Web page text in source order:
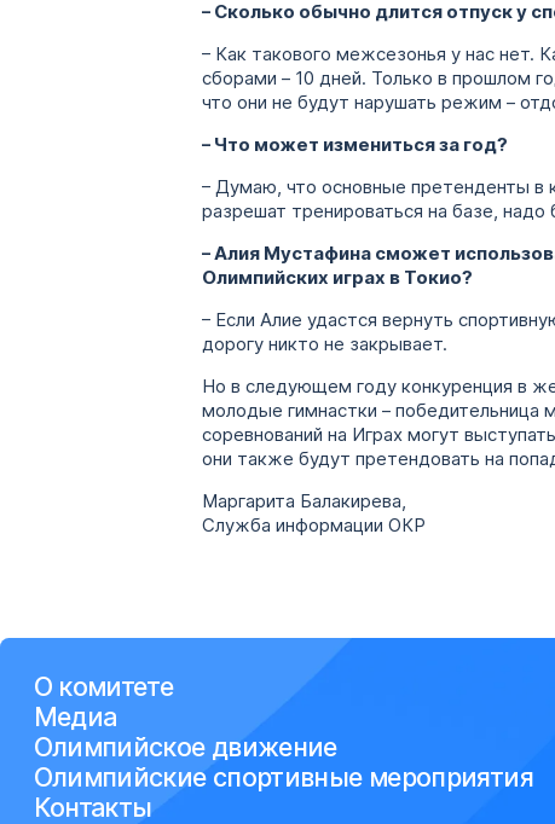
– Сколько обычно длится отпуск у
– Как такового межсезонья у нас
сборами – 10 дней. Только в прошлом
что они не будут нарушать режим –
– Что может измениться за год?
– Думаю, что основные претенденты в
разрешат тренироваться на базе,
– Алия Мустафина сможет
Олимпийских играх в Токио?
– Если Алие удастся вернуть
дорогу никто не закрывает.
Но в следующем году конкуренция в
молодые гимнастки – победительница
соревнований на Играх могут
они также будут претендовать на
Маргарита Балакирева,
Служба информации ОКР
О комитете
Медиа
Олимпийское движение
Олимпийские спортивные мероприятия
Контакты